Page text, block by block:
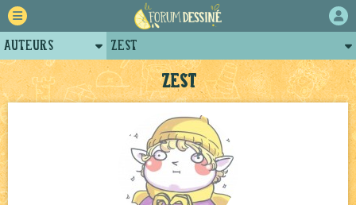
Zest
Auteurs
Retour
Forum
Projets
Tutoriels
Zest
Posts de zest
Arènes de zest
Projets collectifs de zest